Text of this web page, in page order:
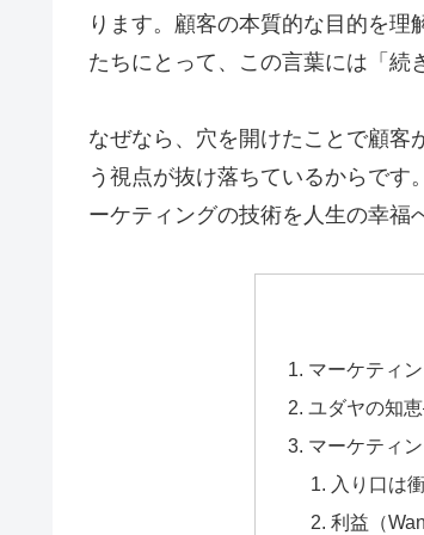
ります。顧客の本質的な目的を
たちにとって、この言葉には「続
なぜなら、穴を開けたことで顧客
う視点が抜け落ちているからで
ーケティングの技術を人生の幸福
マーケティ
ユダヤの知
マーケティ
入り口は
利益（